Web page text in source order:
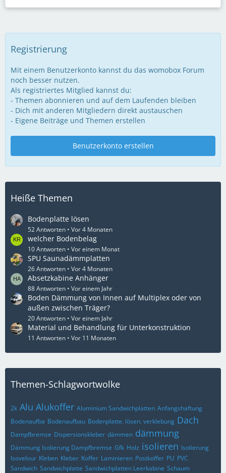
Registrierung
Mit einem Benutzerkonto kannst du das womobox Forum
noch besser nutzen.
Als registriertes Mitglied kannst du:
- Themen abonnieren und auf dem Laufenden bleiben
- Dich mit anderen Mitgliedern direkt austauschen
- Eigene Beiträge und Themen erstellen
Benutzerkonto erstellen
Heiße Themen
Bodenplatte lösen
52 Antworten Vor 4 Monaten
welcher Bodenbelag
10 Antworten Vor einem Monat
SPU Saunadämmplatten
26 Antworten Vor 4 Monaten
Absetzkabine Anhänger
88 Antworten Vor einem Jahr
Boden Dämmung von Innen auf Multiplex oder von
außen zwischen Träger?
20 Antworten Vor einem Jahr
Material und Behandlung für Unterkonstruktion
11 Antworten Vor 11 Monaten
Themen-Schlagwortwolke
2k Alu Alukoffer Aluminium Sandwichplatten Anfangshaftung
Bodenaufba Bodenaufbau Bodenplatte. lösen. verklebung Dach
Dampfbremse Dispersionskleber dämmen dämmung
Dämmung Isolierung Dampfbremse Gfk Holz isolieren Isolierung
Isovelour Kleben Kleber Koffer Laminieren Postkoffer PU PVC
Sandwich Sandwichplatte Sandwichplatten Leerkabine Schaum